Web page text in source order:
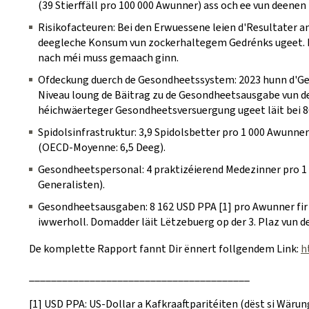
(39 Stierffäll pro 100 000 Awunner) ass och ee vun
Risikofacteuren: Bei den Erwuessene leien d'Resultater
deegleche Konsum vun zockerhaltegem Gedrénks
nach méi muss gemaach ginn.
Ofdeckung duerch de Gesondheetssystem: 2023 hunn
Niveau loung de Bäitrag zu de Gesondheetsausgabe
héichwäerteger Gesondheetsversuergung ugeet läit bei
Spidolsinfrastruktur: 3,9 Spidolsbetter pro 1 000
(OECD-Moyenne: 6,5 Deeg).
Gesondheetspersonal: 4 praktizéierend Medezinner pro
Generalisten).
Gesondheetsausgaben: 8 162 USD PPA [1] pro Awunner
iwwerholl. Domadder läit Lëtzebuerg op der 3. Plaz vun
De komplette Rapport fannt Dir ënnert follgendem Link:
[1] USD PPA: US-Dollar a Kafkraaftparitéiten (dëst si